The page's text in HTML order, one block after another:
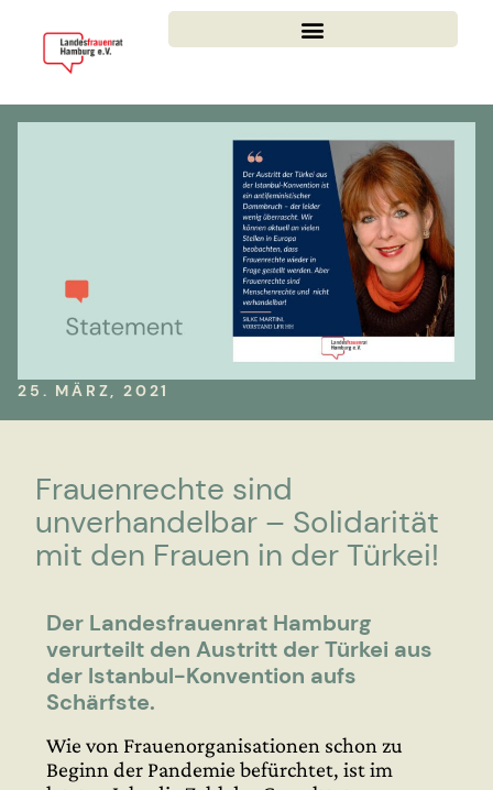
25. MÄRZ, 2021
Frauenrechte sind
unverhandelbar – Solidarität
mit den Frauen in der Türkei!
Der Landesfrauenrat Hamburg
verurteilt den Austritt der Türkei aus
der Istanbul-Konvention aufs
Schärfste.
Wie von Frauenorganisationen schon zu
Beginn der Pandemie befürchtet, ist im